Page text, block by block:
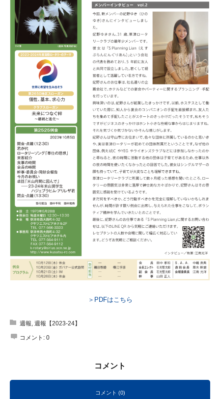
＞PDFはこちら
週報, 週報【2023-24】
コメント: 0
コメント
コメント (0)